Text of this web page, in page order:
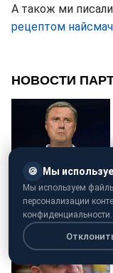
А також ми
рецептом
🍪 Мы
Мы используем
персонализации
конфиденциальности.